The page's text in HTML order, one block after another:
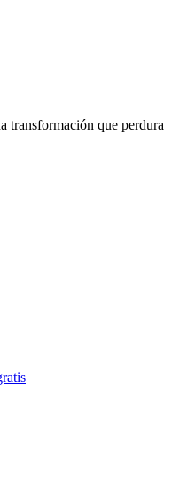
transformación que perdura